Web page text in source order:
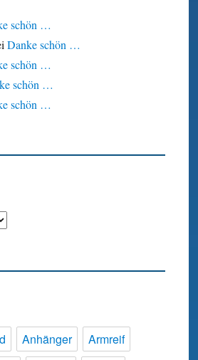
schön …
Danke schön …
schön …
schön …
schön …
Anhänger
Armreif